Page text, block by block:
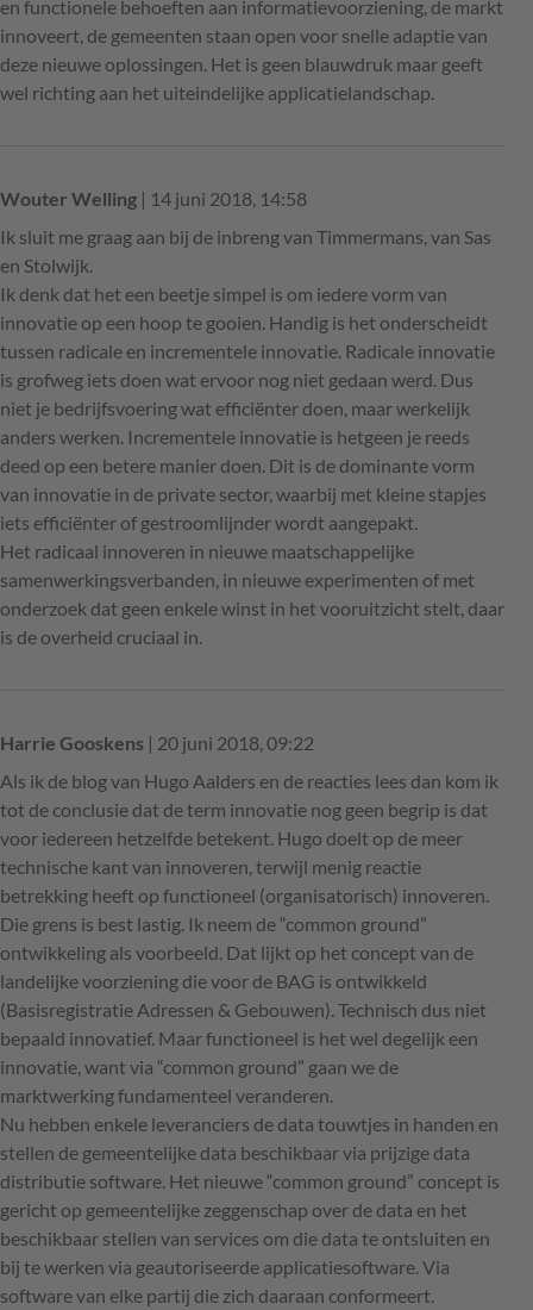
en functionele behoeften aan informatievoorziening, de markt
innoveert, de gemeenten staan open voor snelle adaptie van
deze nieuwe oplossingen. Het is geen blauwdruk maar geeft
wel richting aan het uiteindelijke applicatielandschap.
Wouter Welling | 14 juni 2018, 14:58
Ik sluit me graag aan bij de inbreng van Timmermans, van Sas
en Stolwijk.
Ik denk dat het een beetje simpel is om iedere vorm van
innovatie op een hoop te gooien. Handig is het onderscheidt
tussen radicale en incrementele innovatie. Radicale innovatie
is grofweg iets doen wat ervoor nog niet gedaan werd. Dus
niet je bedrijfsvoering wat efficiënter doen, maar werkelijk
anders werken. Incrementele innovatie is hetgeen je reeds
deed op een betere manier doen. Dit is de dominante vorm
van innovatie in de private sector, waarbij met kleine stapjes
iets efficiënter of gestroomlijnder wordt aangepakt.
Het radicaal innoveren in nieuwe maatschappelijke
samenwerkingsverbanden, in nieuwe experimenten of met
onderzoek dat geen enkele winst in het vooruitzicht stelt, daar
is de overheid cruciaal in.
Harrie Gooskens | 20 juni 2018, 09:22
Als ik de blog van Hugo Aalders en de reacties lees dan kom ik
tot de conclusie dat de term innovatie nog geen begrip is dat
voor iedereen hetzelfde betekent. Hugo doelt op de meer
technische kant van innoveren, terwijl menig reactie
betrekking heeft op functioneel (organisatorisch) innoveren.
Die grens is best lastig. Ik neem de “common ground”
ontwikkeling als voorbeeld. Dat lijkt op het concept van de
landelijke voorziening die voor de BAG is ontwikkeld
(Basisregistratie Adressen & Gebouwen). Technisch dus niet
bepaald innovatief. Maar functioneel is het wel degelijk een
innovatie, want via “common ground” gaan we de
marktwerking fundamenteel veranderen.
Nu hebben enkele leveranciers de data touwtjes in handen en
stellen de gemeentelijke data beschikbaar via prijzige data
distributie software. Het nieuwe “common ground” concept is
gericht op gemeentelijke zeggenschap over de data en het
beschikbaar stellen van services om die data te ontsluiten en
bij te werken via geautoriseerde applicatiesoftware. Via
software van elke partij die zich daaraan conformeert.